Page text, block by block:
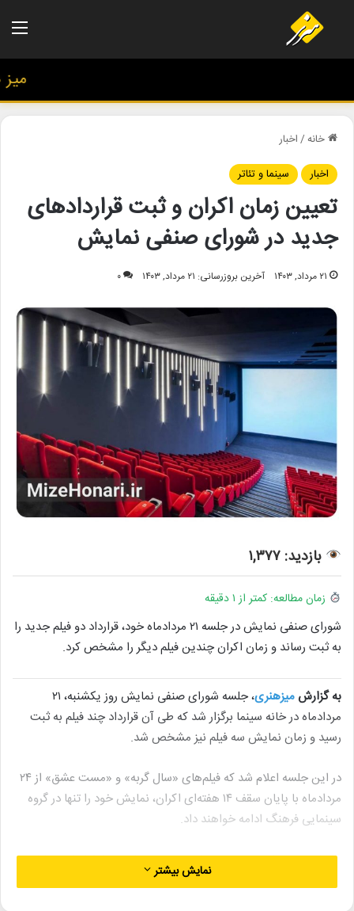
میز
خانه/اخبار
اخبار
سینما و تئاتر
تعیین زمان اکران و ثبت قراردادهای
جدید در شورای صنفی نمایش
۲۱ مرداد, ۱۴۰۳ آخرین بروزرسانی: ۲۱ مرداد, ۱۴۰۳ ۰
بازدید: ۱,۳۷۷
زمان مطالعه: کمتر از ۱ دقیقه
شورای صنفی نمایش در جلسه ۲۱ مردادماه خود، قرارداد دو فیلم جدید را
به ثبت رساند و زمان اکران چندین فیلم دیگر را مشخص کرد.
به گزارش میزهنری
، جلسه شورای صنفی نمایش روز یکشنبه، ۲۱
مردادماه در خانه سینما برگزار شد که طی آن قرارداد چند فیلم به ثبت
رسید و زمان نمایش سه فیلم نیز مشخص شد.
در این جلسه اعلام شد که فیلم‌های «سال گربه» و «مست عشق» از ۲۴
مردادماه با پایان سقف ۱۴ هفته‌ای اکران، نمایش خود را تنها در گروه
سینمایی فرهنگ ادامه خواهند داد.
براساس مصوبات شورا و پس از بررسی درخواست‌ها، قرارداد دو فیلم
«خانه شیشه‌ای» به کارگردانی امیر پورکیان و تهیه‌کنندگی سید امیر
نمایش بیشتر